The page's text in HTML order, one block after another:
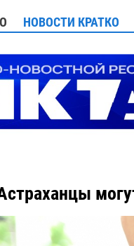
НОВОСТИ КРАТКО